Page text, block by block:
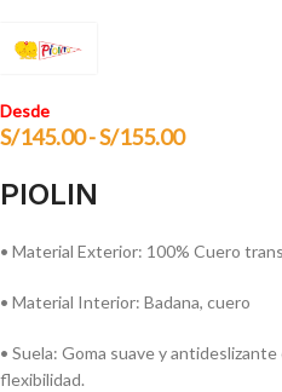
Desde
S/145.00-S/155.00
PIOLIN
• Material Exterior: 100% Cuero
• Material Interior: Badana, cuero
• Suela: Goma suave y
flexibilidad.